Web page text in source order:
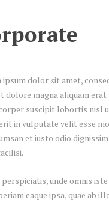
ipsum dolor sit amet,
dolore magna aliquam
suscipit lobortis nisl
in vulputate velit esse
et iusto odio
perspiciatis, unde omnis
eaque ipsa, quae ab